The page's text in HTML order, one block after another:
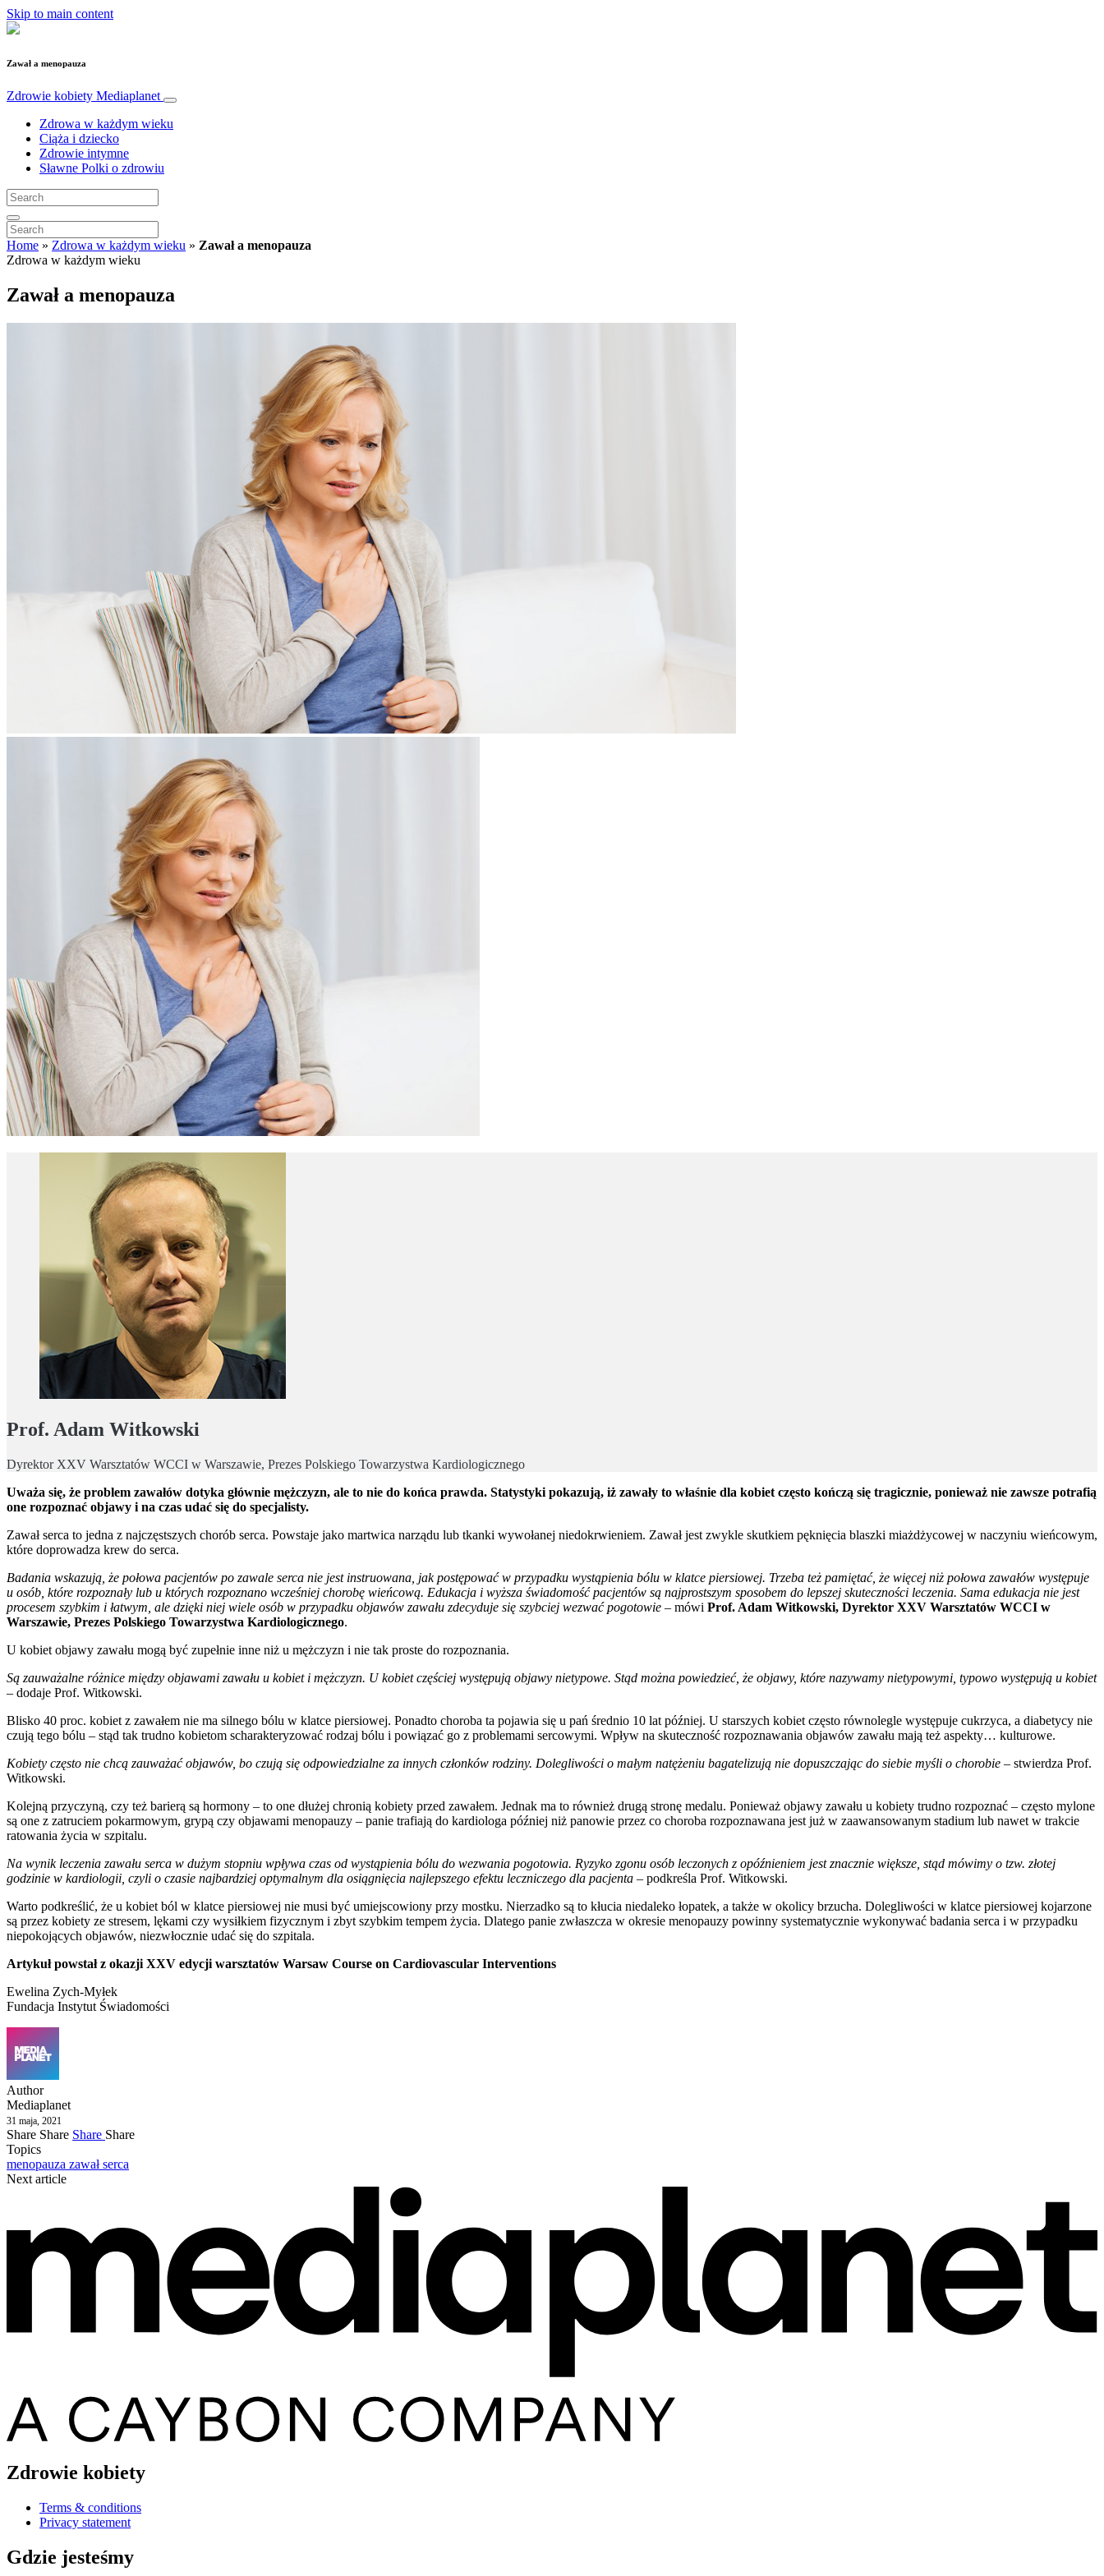
Skip to main content
Zawał a menopauza
Zdrowie kobiety Mediaplanet
Zdrowa w każdym wieku
Ciąża i dziecko
Zdrowie intymne
Sławne Polki o zdrowiu
Home » Zdrowa w każdym wieku » Zawał a menopauza
Zdrowa w każdym wieku
Zawał a menopauza
Prof. Adam Witkowski
Dyrektor XXV Warsztatów WCCI w Warszawie, Prezes Polskiego Towarzystwa Kardiologicznego
Uważa się, że problem zawałów dotyka głównie mężczyzn, ale to nie do końca prawda. Statystyki pokazują, iż zawały to właśnie dla kobiet często kończą się tragicznie, ponieważ nie zawsze potrafią
one rozpoznać objawy i na czas udać się do specjalisty.
Zawał serca to jedna z najczęstszych chorób serca. Powstaje jako martwica narządu lub tkanki wywołanej niedokrwieniem. Zawał jest zwykle skutkiem pęknięcia blaszki miażdżycowej w naczyniu wieńcowym,
które doprowadza krew do serca.
Badania wskazują, że połowa pacjentów po zawale serca nie jest instruowana, jak postępować w przypadku wystąpienia bólu w klatce piersiowej. Trzeba też pamiętać, że więcej niż połowa zawałów występuje
u osób, które rozpoznały lub u których rozpoznano wcześniej chorobę wieńcową. Edukacja i wyższa świadomość pacjentów są najprostszym sposobem do lepszej skuteczności leczenia. Sama edukacja nie jest
procesem szybkim i łatwym, ale dzięki niej wiele osób w przypadku objawów zawału zdecyduje się szybciej wezwać pogotowie – mówi Prof. Adam Witkowski, Dyrektor XXV Warsztatów WCCI w
Warszawie, Prezes Polskiego Towarzystwa Kardiologicznego.
U kobiet objawy zawału mogą być zupełnie inne niż u mężczyzn i nie tak proste do rozpoznania.
Są zauważalne różnice między objawami zawału u kobiet i mężczyzn. U kobiet częściej występują objawy nietypowe. Stąd można powiedzieć, że objawy, które nazywamy nietypowymi, typowo występują u kobiet
– dodaje Prof. Witkowski.
Blisko 40 proc. kobiet z zawałem nie ma silnego bólu w klatce piersiowej. Ponadto choroba ta pojawia się u pań średnio 10 lat później. U starszych kobiet często równolegle występuje cukrzyca, a diabetycy nie
czują tego bólu – stąd tak trudno kobietom scharakteryzować rodzaj bólu i powiązać go z problemami sercowymi. Wpływ na skuteczność rozpoznawania objawów zawału mają też aspekty… kulturowe.
Kobiety często nie chcą zauważać objawów, bo czują się odpowiedzialne za innych członków rodziny. Dolegliwości o małym natężeniu bagatelizują nie dopuszczając do siebie myśli o chorobie – stwierdza Prof.
Witkowski.
Kolejną przyczyną, czy też barierą są hormony – to one dłużej chronią kobiety przed zawałem. Jednak ma to również drugą stronę medalu. Ponieważ objawy zawału u kobiety trudno rozpoznać – często mylone
są one z zatruciem pokarmowym, grypą czy objawami menopauzy – panie trafiają do kardiologa później niż panowie przez co choroba rozpoznawana jest już w zaawansowanym stadium lub nawet w trakcie
ratowania życia w szpitalu.
Na wynik leczenia zawału serca w dużym stopniu wpływa czas od wystąpienia bólu do wezwania pogotowia. Ryzyko zgonu osób leczonych z opóźnieniem jest znacznie większe, stąd mówimy o tzw. złotej
godzinie w kardiologii, czyli o czasie najbardziej optymalnym dla osiągnięcia najlepszego efektu leczniczego dla pacjenta – podkreśla Prof. Witkowski.
Warto podkreślić, że u kobiet ból w klatce piersiowej nie musi być umiejscowiony przy mostku. Nierzadko są to kłucia niedaleko łopatek, a także w okolicy brzucha. Dolegliwości w klatce piersiowej kojarzone
są przez kobiety ze stresem, lękami czy wysiłkiem fizycznym i zbyt szybkim tempem życia. Dlatego panie zwłaszcza w okresie menopauzy powinny systematycznie wykonywać badania serca i w przypadku
niepokojących objawów, niezwłocznie udać się do szpitala.
Artykuł powstał z okazji XXV edycji warsztatów Warsaw Course on Cardiovascular Interventions
Ewelina Zych-Myłek
Fundacja Instytut Świadomości
Author
Mediaplanet
31 maja, 2021
Share Share Share Share
Topics
menopauza zawał serca
Next article
Zdrowie kobiety
Terms & conditions
Privacy statement
Gdzie jesteśmy